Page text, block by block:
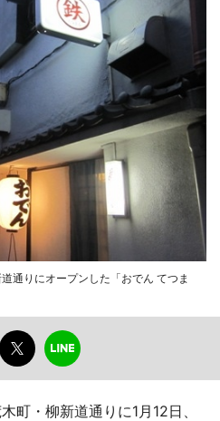
通りにオープンした「おでん てつま
町・柳新道通りに1月12日、